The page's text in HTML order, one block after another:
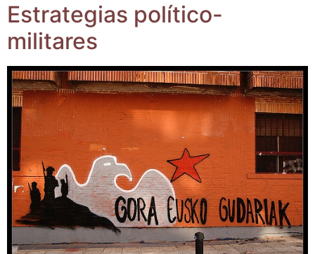
Estra­te­gias político-
militares